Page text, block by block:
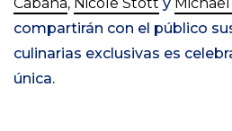
compartirán con el público
culinarias exclusivas es
única.